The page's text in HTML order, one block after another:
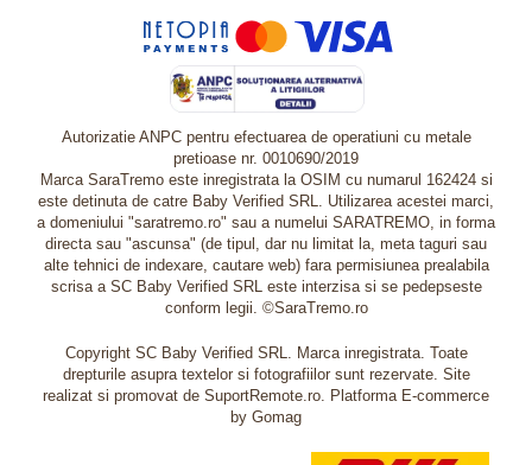
Autorizatie ANPC pentru efectuarea de operatiuni cu metale
pretioase nr. 0010690/2019
Marca SaraTremo este inregistrata la OSIM cu numarul 162424 si
este detinuta de catre Baby Verified SRL. Utilizarea acestei marci,
a domeniului "saratremo.ro" sau a numelui SARATREMO, in forma
directa sau "ascunsa" (de tipul, dar nu limitat la, meta taguri sau
alte tehnici de indexare, cautare web) fara permisiunea prealabila
scrisa a SC Baby Verified SRL este interzisa si se pedepseste
conform legii. ©SaraTremo.ro
Copyright SC Baby Verified SRL. Marca inregistrata. Toate
drepturile asupra textelor si fotografiilor sunt rezervate. Site
realizat si promovat de SuportRemote.ro. Platforma E-commerce
by Gomag